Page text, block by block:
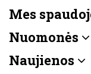
Mes
Nuomonės
Naujienos